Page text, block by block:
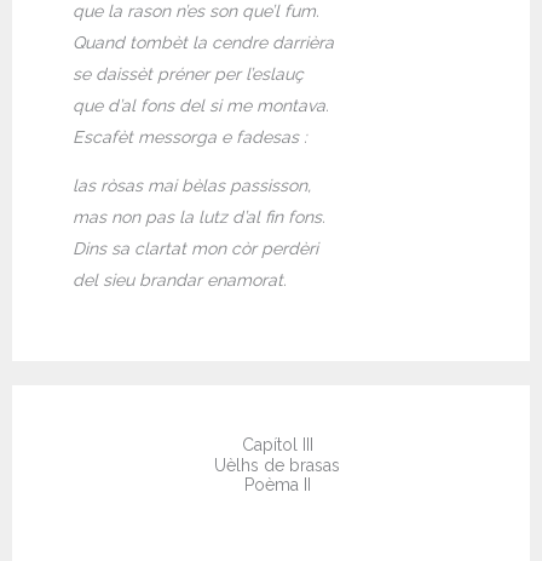
que la rason n’es son que’l fum.
Quand tombèt la cendre darrièra
se daissèt préner per l’eslauç
que d’al fons del si me montava.
Escafèt messorga e fadesas :
las ròsas mai bèlas passisson,
mas non pas la lutz d’al fin fons.
Dins sa clartat mon còr perdèri
del sieu brandar enamorat.
Capítol III
Uèlhs de brasas
Poèma II